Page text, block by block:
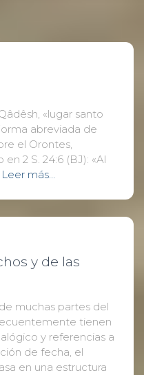
«lugar santo
abreviada de
el Orontes,
2 S. 24:6 (BJ): «Al
Leer más…
y de las
muchas partes del
tienen
y referencias a
de fecha, el
en una estructura